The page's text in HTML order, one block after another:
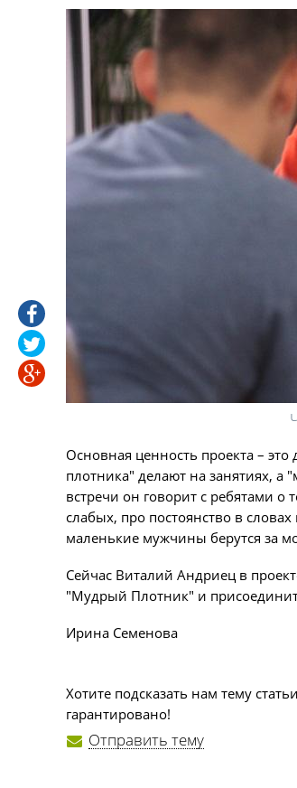
Основная ценность проекта –
плотника" делают на занятиях, а
встречи он говорит с ребятами
слабых, про постоянство в
маленькие мужчины берутся за
Сейчас Виталий Андриец в
"Мудрый Плотник" и
Ирина Семенова
Хотите подсказать нам тему
гарантировано!
Отправить тему